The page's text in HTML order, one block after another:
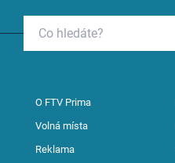
O FTV Prima
Volná místa
Reklama